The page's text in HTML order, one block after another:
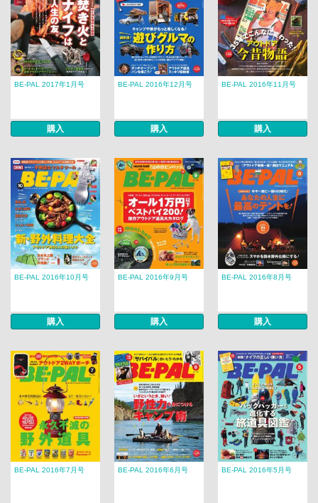
BE-PAL 2017年1月号
購入
BE-PAL 2016年12月号
購入
BE-PAL 2016年11月号
購入
BE-PAL 2016年10月号
購入
BE-PAL 2016年9月号
購入
BE-PAL 2016年8月号
購入
BE-PAL 2016年7月号 BE-PAL 2016年6月号 BE-PAL 2016年5月号